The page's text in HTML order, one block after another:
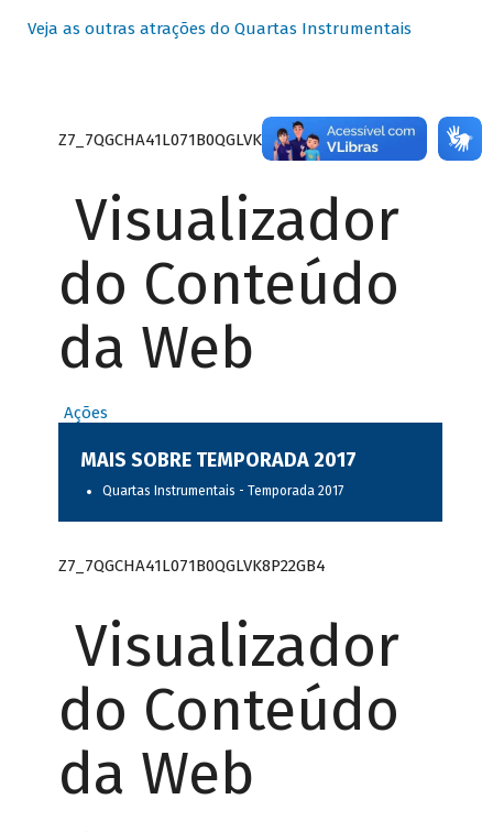
Veja as outras atrações do Quartas Instrumentais
Z7_7QGCHA41L071B0QGLVK8P22GJ7
Visualizador
do Conteúdo
da Web
Ações
MAIS SOBRE TEMPORADA 2017
Quartas Instrumentais - Temporada 2017
Z7_7QGCHA41L071B0QGLVK8P22GB4
Visualizador
do Conteúdo
da Web